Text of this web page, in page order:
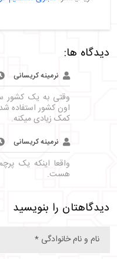
دیدگاه ها:
نرمینه کریسانی
وقتی به یک کشور
اون کشور استفاده
کمک زیادی میکنه.
نرمینه کریسانی
واقعا اینکه یک
هست.
دیدگاهتان را بنویسید